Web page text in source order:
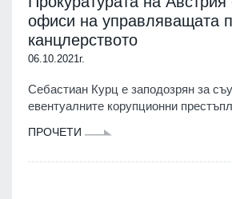
офиси на управляващата
канцлерството
06.10.2021г.
Себастиан Курц е заподозрян за
евентуалните корупционни
ПРОЧЕТИ